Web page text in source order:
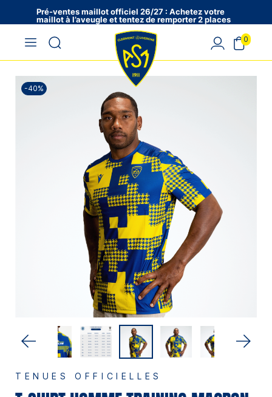
Pré-ventes maillot officiel 26/27 : Achetez votre
maillot à l’aveugle et tentez de remporter 2 places
en VIP !
-40%
TENUES OFFICIELLES
0